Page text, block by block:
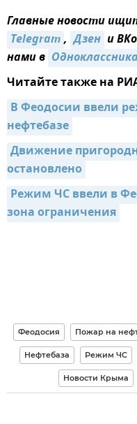
Главные новости
Telegram, Дзен и
нами в
Читайте также на
В Феодосии ввели
нефтебазе
Движение
остановлено
Режим ЧС ввели в
зона ограничения
Феодосия Пожар на
Нефтебаза Режим ЧС
Новости Крыма